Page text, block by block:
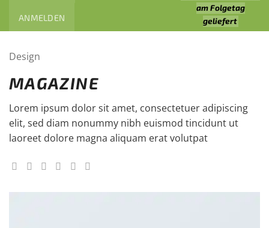
ANMELDEN
am Folgetag
geliefert
Design
MAGAZINE
Lorem ipsum dolor sit amet, consectetuer adipiscing
elit, sed diam nonummy nibh euismod tincidunt ut
laoreet dolore magna aliquam erat volutpat